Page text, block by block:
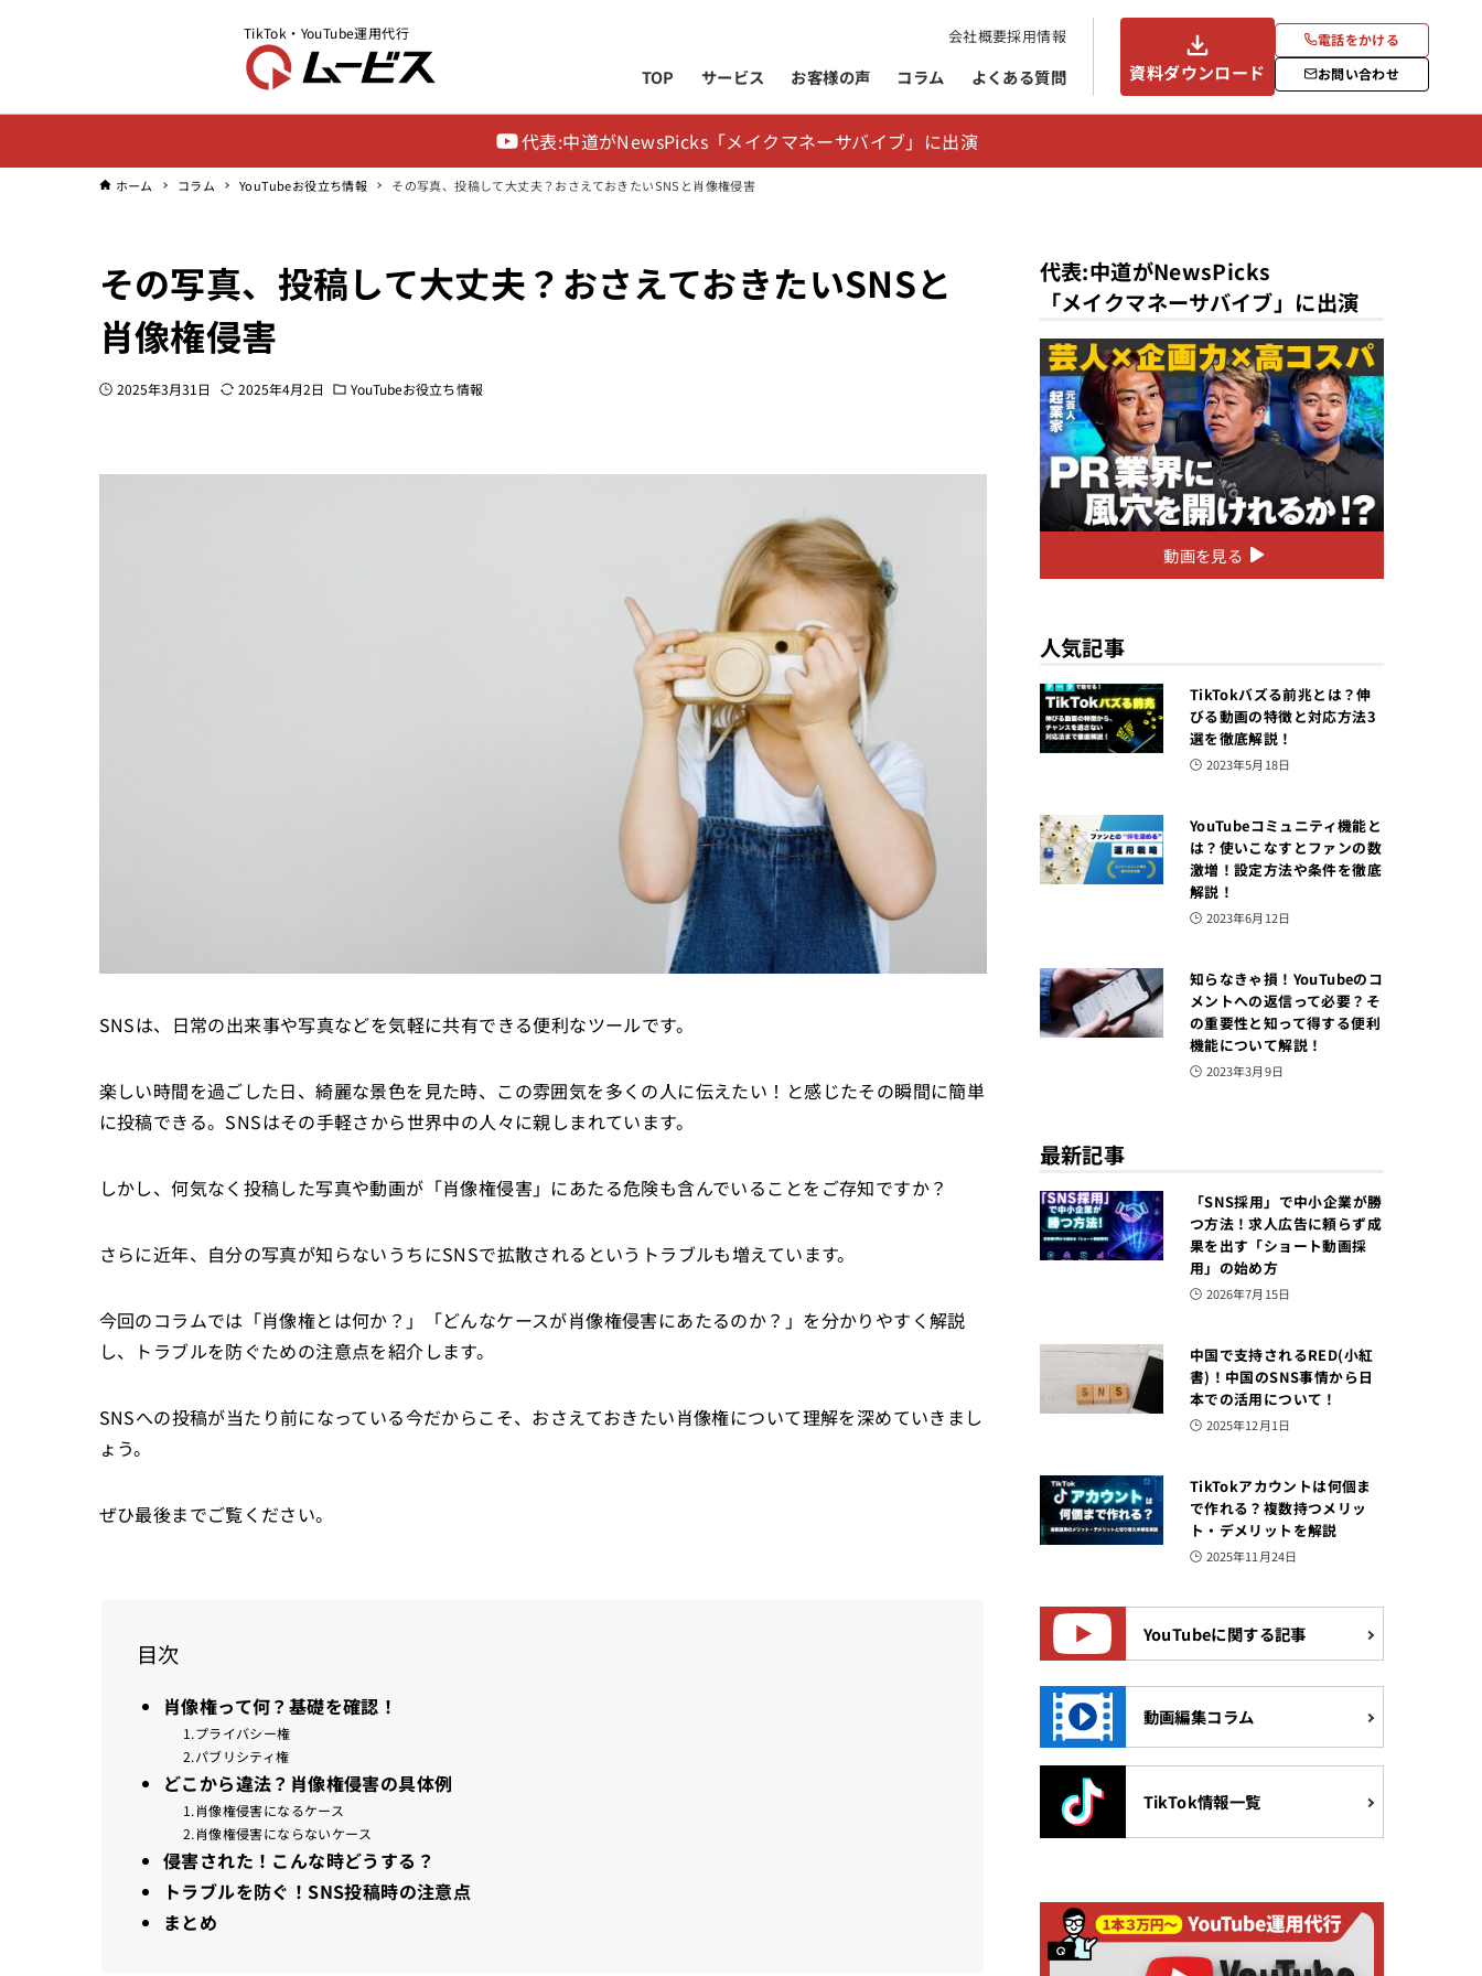
TikTok・YouTube運用代行
TOP サービス お客様の声 コラム よくある質問
会社概要採用情報
資料ダウンロード
電話をかける
お問い合わせ
代表:中道がNewsPicks「メイクマネーサバイブ」に出演
ホーム コラム YouTubeお役立ち情報 その写真、投稿して大丈夫？おさえておきたいSNSと肖像権侵害
その写真、投稿して大丈夫？おさえておきたいSNSと
肖像権侵害
2025年3月31日 2025年4月2日 YouTubeお役立ち情報
SNSは、日常の出来事や写真などを気軽に共有できる便利なツールです。
楽しい時間を過ごした日、綺麗な景色を見た時、この雰囲気を多くの人に伝えたい！と感じたその瞬間に簡単
に投稿できる。SNSはその手軽さから世界中の人々に親しまれています。
しかし、何気なく投稿した写真や動画が「肖像権侵害」にあたる危険も含んでいることをご存知ですか？
さらに近年、自分の写真が知らないうちにSNSで拡散されるというトラブルも増えています。
今回のコラムでは「肖像権とは何か？」「どんなケースが肖像権侵害にあたるのか？」を分かりやすく解説
し、トラブルを防ぐための注意点を紹介します。
SNSへの投稿が当たり前になっている今だからこそ、おさえておきたい肖像権について理解を深めていきまし
ょう。
ぜひ最後までご覧ください。
目次
肖像権って何？基礎を確認！
1.プライバシー権
2.パブリシティ権
どこから違法？肖像権侵害の具体例
1.肖像権侵害になるケース
2.肖像権侵害にならないケース
侵害された！こんな時どうする？
トラブルを防ぐ！SNS投稿時の注意点
まとめ
代表:中道がNewsPicks
「メイクマネーサバイブ」に出演
動画を見る
人気記事
TikTokバズる前兆とは？伸
びる動画の特徴と対応方法3
選を徹底解説！
2023年5月18日
YouTubeコミュニティ機能と
は？使いこなすとファンの数
激増！設定方法や条件を徹底
解説！
2023年6月12日
知らなきゃ損！YouTubeのコ
メントへの返信って必要？そ
の重要性と知って得する便利
機能について解説！
2023年3月9日
最新記事
「SNS採用」で中小企業が勝
つ方法！求人広告に頼らず成
果を出す「ショート動画採
用」の始め方
2026年7月15日
中国で支持されるRED(小紅
書)！中国のSNS事情から日
本での活用について！
2025年12月1日
TikTokアカウントは何個ま
で作れる？複数持つメリッ
ト・デメリットを解説
2025年11月24日
YouTubeに関する記事
動画編集コラム
TikTok情報一覧